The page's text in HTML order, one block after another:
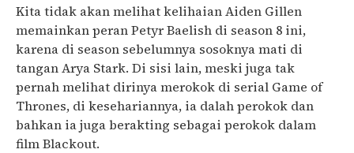
Kita tidak akan melihat kelihaian Aiden Gillen
memainkan peran Petyr Baelish di season 8 ini,
karena di season sebelumnya sosoknya mati di
tangan Arya Stark. Di sisi lain, meski juga tak
pernah melihat dirinya merokok di serial Game of
Thrones, di kesehariannya, ia dalah perokok dan
bahkan ia juga berakting sebagai perokok dalam
film Blackout.